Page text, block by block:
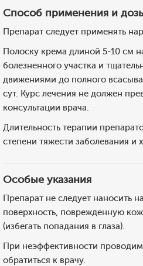
Способ применения и
Препарат следует применять
Полоску крема длиной 5-10 см
болезненного участка и
движениями до полного
сут. Курс лечения не должен
консультации врача.
Длительность терапии
степени тяжести заболевания и
Особые указания
Препарат не следует наносить
поверхность, поврежденную
(избегать попадания в глаза).
При неэффективности
обратиться к врачу.